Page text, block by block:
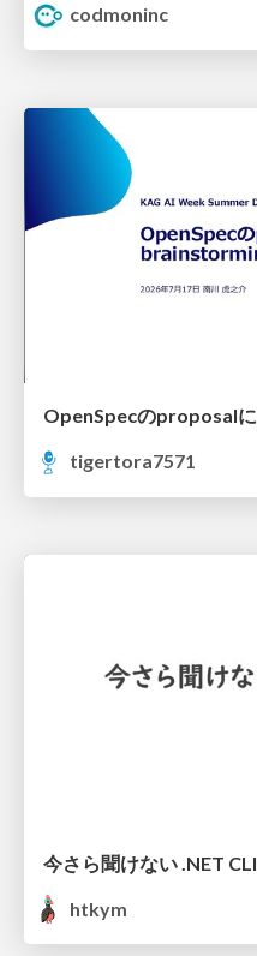
codmoninc
tigertora7571
今さら聞けない .NET CLI
htkym